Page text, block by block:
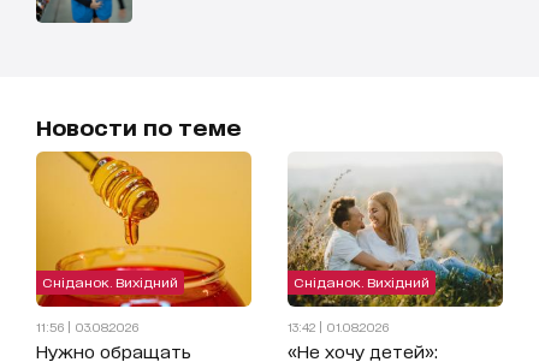
Новости по теме
Сніданок. Вихідний
11:56 | 03.08.2026
Нужно обращать
Сніданок. Вихідний
13:42 | 01.08.2026
«Не хочу детей»: